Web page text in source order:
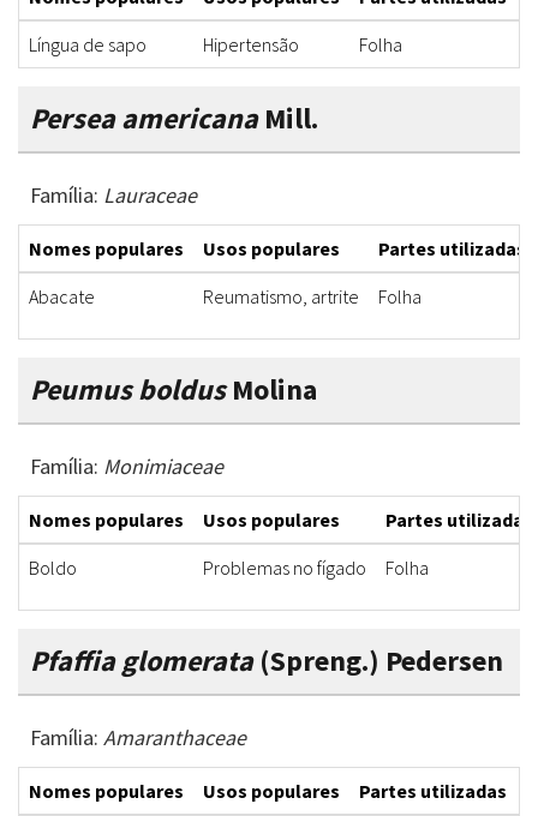
Língua de sapo
Hipertensão Folha
Persea americanaMill.
Família: Lauraceae
Nomes populares Usos populares
Partes utilizadas
Abacate
Reumatismo, artrite Folha
Peumus boldusMolina
Família: Monimiaceae
Nomes populares Usos populares
Partes utilizadas
Boldo
Problemas no fígado Folha
Pfaffia glomerata(Spreng.) Pedersen
Família: Amaranthaceae
Nomes populares Usos populares Partes utilizadas